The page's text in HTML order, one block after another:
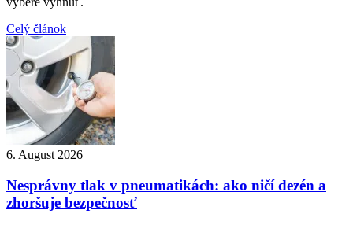
Celý článok
6. August 2026
Nesprávny tlak v pneumatikách: ako ničí dezén a
zhoršuje bezpečnosť